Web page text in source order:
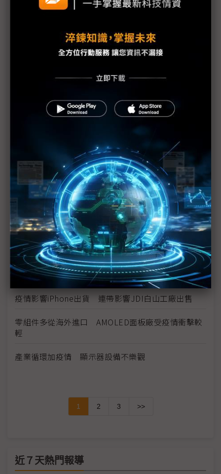
中國雨飄飄 面板投產全面遞延
1月全球手機面板出貨量驟減26% 1Q20悲觀
三星電視、現代起亞斯洛伐克廠停工1~2週
LGD廣州廠擬5月投產 中系FPD新廠估減28%
疫情導致訂單消長 2Q需求衝擊見真章
中國顯示器偏光板供給減少 疫情長期化添變數
面板供需雙降 短期內難平衡
面板不足3月加劇 電視生產損失恐蔓延至5月
主力品牌備貨不減 電視面板價格續漲
宸鴻3月復工率8成 奈米銀手機有望下半年量產
巧婦難為無米之炊 NB缺料3月恐無貨可出
疫情影響iPhone出貨 連帶影響JDI白山工廠出售
零組件多從海外進口 AMOLED面板廠受疫情衝擊較
輕
產業循環加疫情 顯示器設備不樂觀
1 2 3 >>
近７天熱門報導